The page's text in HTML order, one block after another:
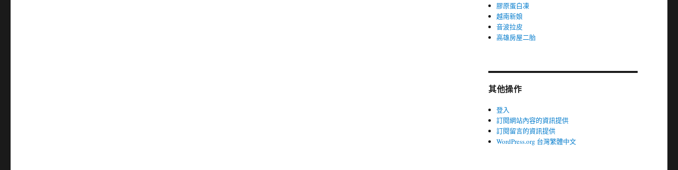
膠原蛋白凍
越南新娘
音波拉皮
高雄房屋二胎
其他操作
登入
訂閱網站內容的資訊提供
訂閱留言的資訊提供
WordPress.org 台灣繁體中文